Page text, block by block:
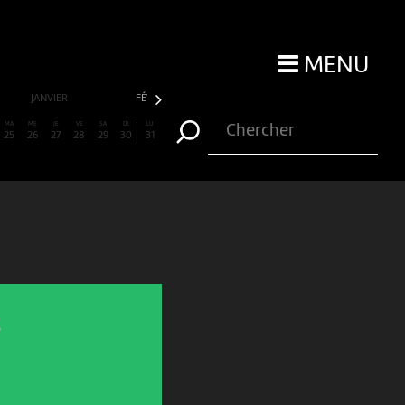
MENU
JANVIER FÉVRIER
MA
25
ME
26
JE
27
VE
28
SA
29
DI
30
LU
31